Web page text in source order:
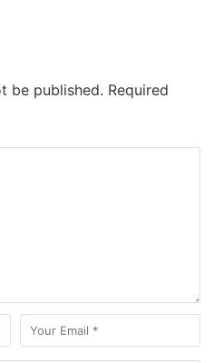
be published. Required